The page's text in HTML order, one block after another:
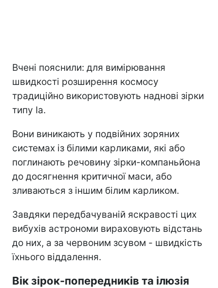
Вчені пояснили: для вимірювання
швидкості розширення космосу
традиційно використовують наднові зірки
типу Ia.
Вони виникають у подвійних зоряних
системах із білими карликами, які або
поглинають речовину зірки-компаньйона
до досягнення критичної маси, або
зливаються з іншим білим карликом.
Завдяки передбачуваній яскравості цих
вибухів астрономи вираховують відстань
до них, а за червоним зсувом - швидкість
їхнього віддалення.
Вік зірок-попередників та ілюзія